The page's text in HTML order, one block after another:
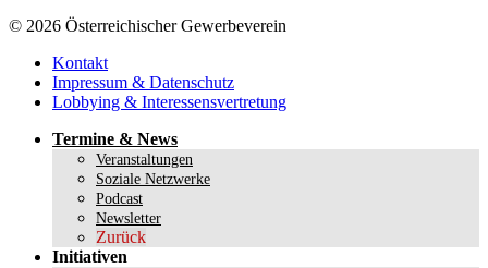
© 2026 Österreichischer Gewerbeverein
Kontakt
Impressum & Datenschutz
Lobbying & Interessensvertretung
Termine & News
Veranstaltungen
Soziale Netzwerke
Podcast
Newsletter
Zurück
Initiativen